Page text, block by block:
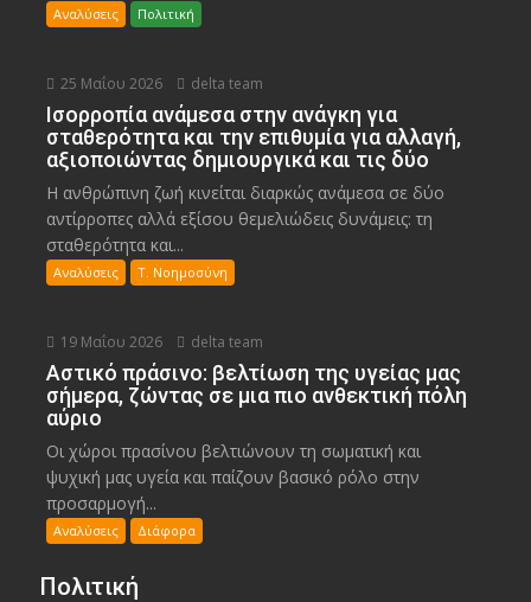
Αναλύσεις Πολιτική
25 Μαΐου 2026 delta team
Ισορροπία ανάμεσα στην ανάγκη για
σταθερότητα και την επιθυμία για αλλαγή,
αξιοποιώντας δημιουργικά και τις δύο
Η ανθρώπινη ζωή κινείται διαρκώς ανάμεσα σε δύο
αντίρροπες αλλά εξίσου θεμελιώδεις δυνάμεις: τη
σταθερότητα και...
Αναλύσεις Τ. Νοημοσύνη
19 Μαΐου 2026 delta team
Αστικό πράσινο: βελτίωση της υγείας μας
σήμερα, ζώντας σε μια πιο ανθεκτική πόλη
αύριο
Οι χώροι πρασίνου βελτιώνουν τη σωματική και
ψυχική μας υγεία και παίζουν βασικό ρόλο στην
προσαρμογή...
Αναλύσεις Διάφορα
Πολιτική